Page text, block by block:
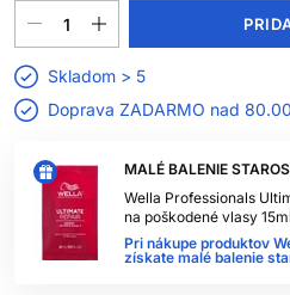
MALÉ BALENIE
Wella Professionals
na poškodené vlasy 15ml
Pri nákupe produktov
získate malé balenie
Skladom > 5
Doprava ZADARMO nad